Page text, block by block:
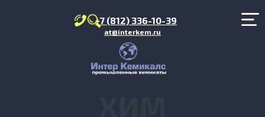
+7 (812) 336-10-39
at@interkem.ru